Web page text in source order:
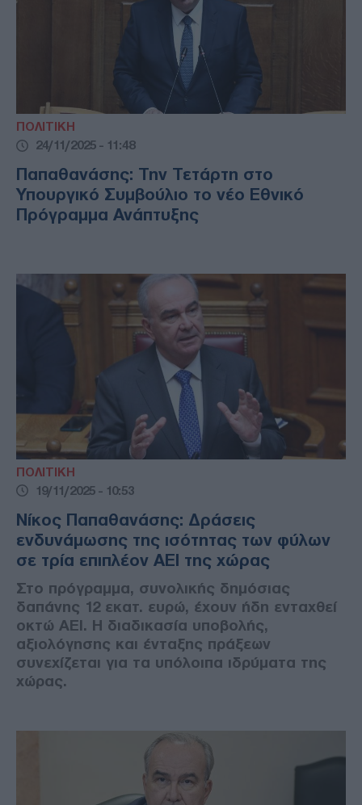
ΠΟΛΙΤΙΚΗ
24/11/2025 - 11:48
Παπαθανάσης: Την Τετάρτη στο
Υπουργικό Συμβούλιο το νέο Εθνικό
Πρόγραμμα Ανάπτυξης
ΠΟΛΙΤΙΚΗ
19/11/2025 - 10:53
Νίκος Παπαθανάσης: Δράσεις
ενδυνάμωσης της ισότητας των φύλων
σε τρία επιπλέον ΑΕΙ της χώρας
Στο πρόγραμμα, συνολικής δημόσιας
δαπάνης 12 εκατ. ευρώ, έχουν ήδη ενταχθεί
οκτώ ΑΕΙ. Η διαδικασία υποβολής,
αξιολόγησης και ένταξης πράξεων
συνεχίζεται για τα υπόλοιπα ιδρύματα της
χώρας.